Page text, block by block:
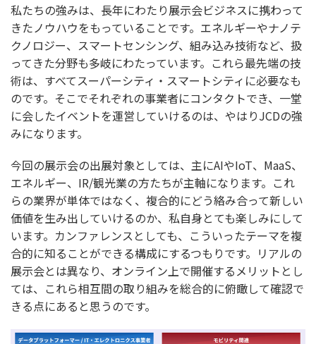
私たちの強みは、長年にわたり展示会ビジネスに携わって
きたノウハウをもっていることです。エネルギーやナノテ
クノロジー、スマートセンシング、組み込み技術など、扱
ってきた分野も多岐にわたっています。これら最先端の技
術は、すべてスーパーシティ・スマートシティに必要なも
のです。そこでそれぞれの事業者にコンタクトでき、一堂
に会したイベントを運営していけるのは、やはりJCDの強
みになります。
今回の展示会の出展対象としては、主にAIやIoT、MaaS、
エネルギー、IR/観光業の方たちが主軸になります。これ
らの業界が単体ではなく、複合的にどう絡み合って新しい
価値を生み出していけるのか、私自身とても楽しみにして
います。カンファレンスとしても、こういったテーマを複
合的に知ることができる構成にするつもりです。リアルの
展示会とは異なり、オンライン上で開催するメリットとし
ては、これら相互間の取り組みを総合的に俯瞰して確認で
きる点にあると思うのです。